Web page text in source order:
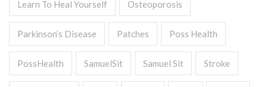
Learn To Heal Yourself Osteoporosis
Parkinson’s Disease Patches Poss Health
PossHealth SamuelSit Samuel Sit Stroke